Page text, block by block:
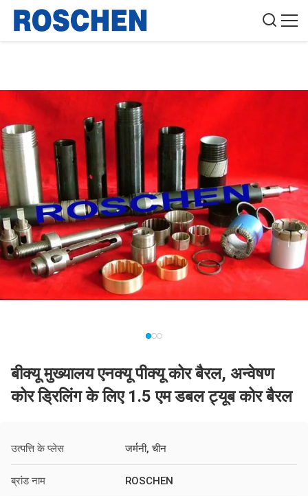
बीक्यू मुख्यालय एनक्यू पीक्यू कोर बैरल, अन्वेषण
कोर ड्रिलिंग के लिए 1.5 एम डबल ट्यूब कोर बैरल
उत्पत्ति के प्लेस जर्मनी, चीन
ब्रांड नाम ROSCHEN